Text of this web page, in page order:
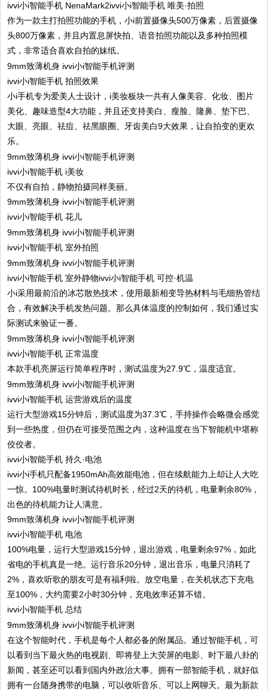
ivvi小i智能手机 NenaMark2ivvi小i智能手机 唯美·拍照
作为一款主打拍照功能的手机，小i前置摄像头500万像素，后置摄像
头800万像素，并且内置息屏快拍、语音拍照功能以及多种拍照模
式，非常适合喜欢自拍的妹纸。
ivvi小i智能手机 拍照效果
小i手机专为爱美人士设计，i美妆板块一共有人像美容、化妆、图片
美化、趣味造型4大功能，并且还支持美白、瘦脸、隆鼻、垫下巴、
大眼、亮眼、祛痘、祛黑眼圈、牙齿美白9大效果，让自拍变的更欢
乐。
ivvi小i智能手机 i美妆
不仅有自拍，静物拍摄同样美丽。
ivvi小i智能手机 花儿
ivvi小i智能手机 室外拍照
ivvi小i智能手机 室外静物ivvi小i智能手机 可控·机温
小i采用最前沿的冰芯散热技术，使用最新相变导热材料与毛细热管结
合，有效解决手机发热问题。那么具体温度的控制如何，我们通过实
际测试来验证一番。
ivvi小i智能手机 正常温度
本款手机亮屏运行简单程序时，测试温度为27.9℃，温度适宜。
ivvi小i智能手机 运营游戏后的温度
运行大型游戏15分钟后，测试温度为37.3℃，手持操作会略微会感觉
到一些热度，但仍在可接受范围之内，这种温度在当下智能机中堪称
佼佼者。
ivvi小i智能手机 持久·电池
ivvi小i手机只配备1950mAh高效能电池，但在续航能力上却让人大吃
一惊。100%电量时测试待机时长，经过2天的待机，电量剩余80%，
出色的待机能力让人满意。
ivvi小i智能手机 电池
100%电量，运行大型游戏15分钟，退出游戏，电量剩余97%，如此
省电的手机真是一绝。运行音乐20分钟，退出音乐，电量只消耗了
2%，喜欢听歌的朋友可是有福利啦。放空电量，在关机状态下充电
至100%，大约需要2小时30分钟，充电效率还算不错。
ivvi小i智能手机 总结
在这个智能时代，手机是每个人都必备的附属品。通过智能手机，可
以看到当下最火热的电视剧、即将登上大荧屏的电影、时下最八卦的
新闻，甚至还可以看到国内外政治大事。拥有一部智能手机，就好似
拥有一台随身携带的电脑，可以收听音乐、可以上网聊天。最为新款